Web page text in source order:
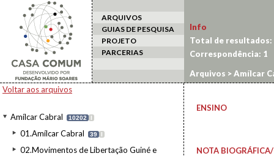
ARQUIVOS
GUIAS DE PESQUISA
PROJETO
PARCERIAS
Voltar aos arquivos
Amílcar Cabral 10202 I
01.Amílcar Cabral 39 I
02.Movimentos de Libertação Guiné e
Info
Total de resultados:
Correspondência: 1
Arquivos >Amílcar
ENSINO
NOTA